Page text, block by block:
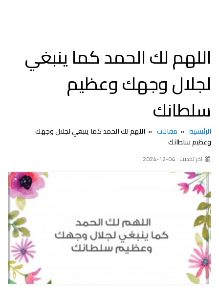
اللهم لك الحمد كما ينبغي
لجلال وجهك وعظيم
سلطانك
الرئيسية مقالات
اللهم لك الحمد كما ينبغي لجلال وجهك
وعظيم سلطانك
اخر تحديث : 04-12-2024